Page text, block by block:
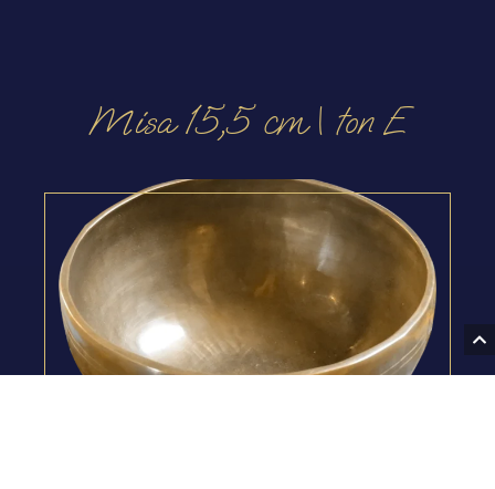
Misa 15,5 cm | ton E